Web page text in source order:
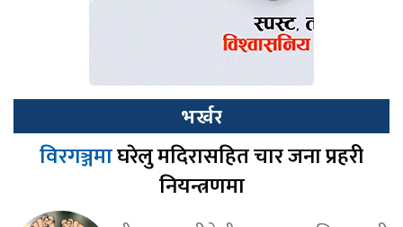
भर्खर
विरगञ्जमाघरेलु मदिरासहित चार जना प्रहरी
नियन्त्रणमा